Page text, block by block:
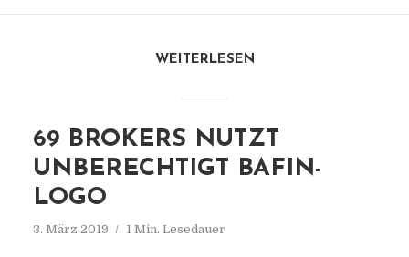
WEITERLESEN
69 BROKERS NUTZT
UNBERECHTIGT BAFIN-
LOGO
3. März 2019 1 Min. Lesedauer